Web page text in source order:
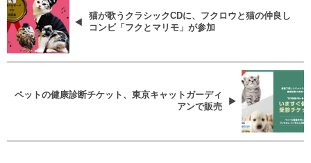
猫が歌うクラシックCDに、フクロウと猫の仲良し
コンビ「フクとマリモ」が参加
ペットの健康診断チケット、東京キャットガーディ
アンで販売